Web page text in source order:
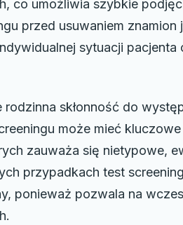
co umożliwia szybkie
przed usuwaniem znamion
sytuacji pacjenta
skłonność do
może mieć
zauważa się nietypowe,
przypadkach test
ponieważ pozwala na